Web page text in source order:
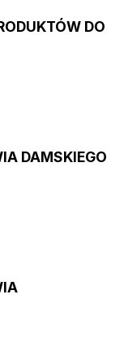
DO
DAMSKIEGO